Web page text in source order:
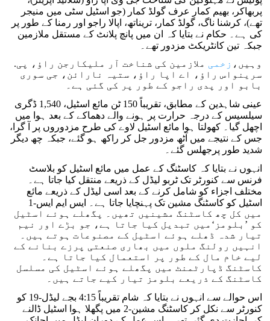
پربھاکر، بھیم کمار عرف گولڈ کمار (جو اسٹیل سٹی میں منیجر
تھے)، کرشنا ناگ، گولڈ کمار، تریناتھ، اپالا راجو اور رمنا کے طور پر
کی ہے۔ حکام نے بتایا کہ ان میں پانچ پلانٹ کے مستقل ملازمین
جبکہ تین کانٹریکٹ مزدور تھے۔
وہیں، زخمی ملازمین کی شناخت آر ملیکارجن راؤ، پی.
سرینواس راؤ، اے اپا راؤ، ستیہ نارائن، جی سوری
بابو اور پدی راجو کے طور پر کی گئی ہے۔
عینی شاہدین کے مطابق، تقریباً 150 ٹن مائع اسٹیل، 1,540 ڈگری
سیلسیس کے درجہ حرارت پر ہونے والے دھماکے کے بعد ہوا میں
اچھل گیا۔ کھولتا ہوا مائع اسٹیل لاوے کی طرح مزدوروں پر آ گرا،
جس کے نتیجے میں آٹھ مزدور جل کر راکھ ہو گئے، جبکہ چھ دیگر
شدید طور پرجھلس گئے۔
انہوں نے بتایا کہ کاسٹنگ کے عمل میں مائع اسٹیل کو بلاسٹ
فرنس سے کنورٹر تک ٹربو لیڈل کے ذریعے منتقل کیا جاتا ہے۔
مختلف اجزاء کو شامل کرنے کے بعد اسی لیڈل کے ذریعے مائع
اسٹیل کو کاسٹنگ مشین تک پہنچایا جاتا ہے۔ ایس ایم ایس-1
میں کل چھ کاسٹنگ مشینیں تھیں۔ پگھلے ہوئے اسٹیل
کو ’بلومز‘میں تبدیل کیا جاتا ہے، جو بڑے اور نیم
تیار شدہ ڈھلے ہوئے اسٹیل کے مصنوعات ہوتے ہیں۔
انہیں رولنگ ملوں میں بھاری صنعتی پرزے بنانے کے
لیے خام مال کے طور پر استعمال کیا جاتا ہے۔
کاسٹنگ ڈپارٹمنٹ میں پگھلے ہوئے اسٹیل کی مسلسل
کاسٹنگ کے ذریعے بلومز تیار کیے جاتے ہیں۔
اس حوالے سے انہوں نے بتایا کہ شام تقریباً 4:15 بجے لیڈل-19 کو
کنورٹر سے نکل کر کاسٹنگ مشین-2 میں پگھلا ہوا اسٹیل ڈالنے